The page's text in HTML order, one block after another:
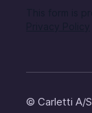
© Carletti A/S